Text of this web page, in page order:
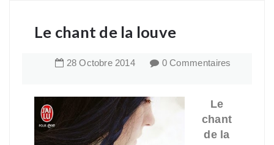
Le chant de la louve
28 Octobre 2014 0 Commentaires
Le
chant
de la